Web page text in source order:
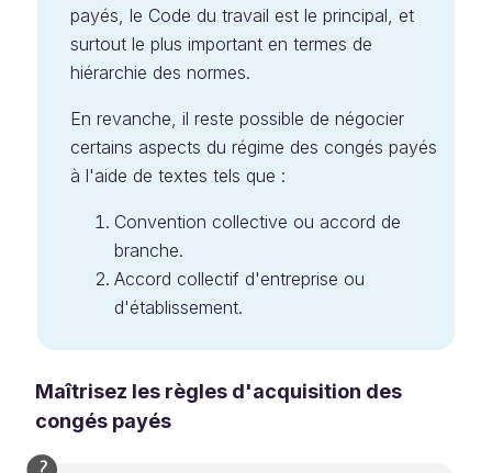
payés, le Code du travail est le principal, et
surtout le plus important en termes de
hiérarchie des normes.
En revanche, il reste possible de négocier
certains aspects du régime des congés payés
à l'aide de textes tels que :
Convention collective ou accord de
branche.
Accord collectif d'entreprise ou
d'établissement.
Maîtrisez les règles d'acquisition des
congés payés